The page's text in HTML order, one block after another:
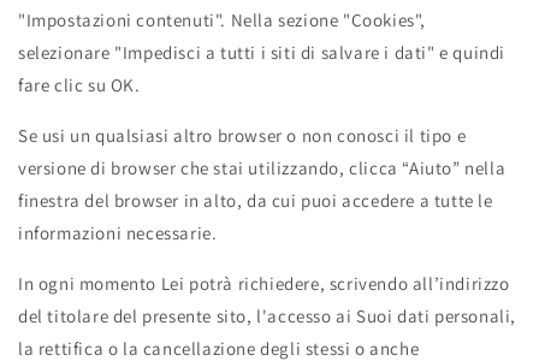
"Impostazioni contenuti". Nella sezione "Cookies",
selezionare "Impedisci a tutti i siti di salvare i dati" e quindi
fare clic su OK.
Se usi un qualsiasi altro browser o non conosci il tipo e
versione di browser che stai utilizzando, clicca “Aiuto” nella
finestra del browser in alto, da cui puoi accedere a tutte le
informazioni necessarie.
In ogni momento Lei potrà richiedere, scrivendo all’indirizzo
del titolare del presente sito, l'accesso ai Suoi dati personali,
la rettifica o la cancellazione degli stessi o anche